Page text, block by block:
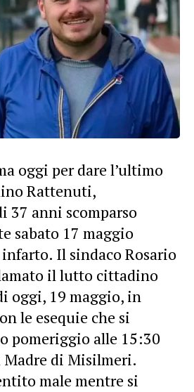
oggi per dare l’ultimo
Rattenuti,
37 anni scomparso
sabato 17 maggio
Il sindaco Rosario
il lutto cittadino
oggi, 19 maggio, in
le esequie che si
pomeriggio alle 15:30
Madre di Misilmeri.
male mentre si